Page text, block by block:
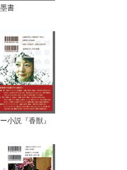
書
小説『香獣』